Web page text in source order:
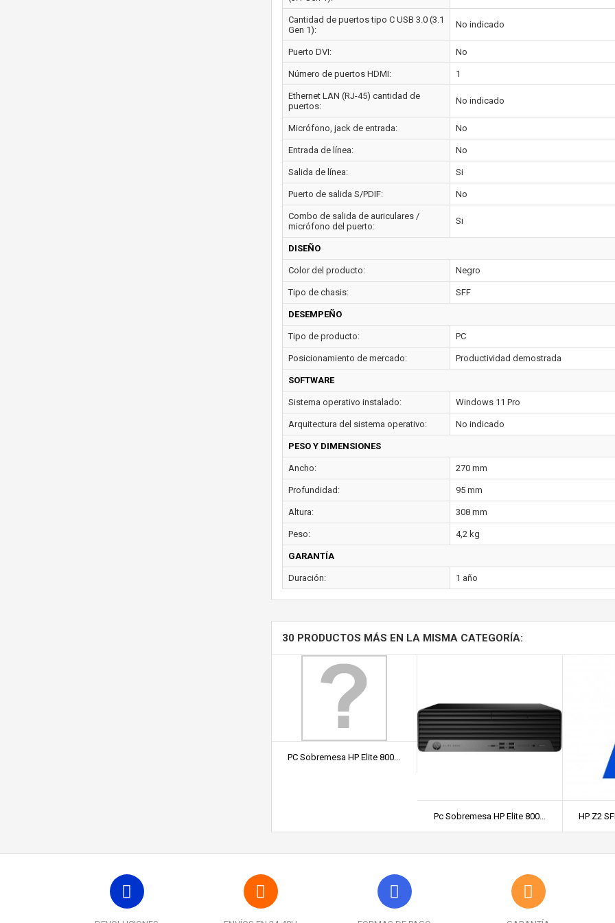
Cantidad de puertos tipo C USB 3.0 (3.1
Gen 1):
No indicado
Puerto DVI: No
Número de puertos HDMI: 1
Ethernet LAN (RJ-45) cantidad de
puertos:
No indicado
Micrófono, jack de entrada: No
Entrada de línea: No
Salida de línea: Si
Puerto de salida S/PDIF: No
Combo de salida de auriculares /
micrófono del puerto:
Si
DISEÑO
Color del producto: Negro
Tipo de chasis: SFF
DESEMPEÑO
Tipo de producto: PC
Posicionamiento de mercado: Productividad demostrada
SOFTWARE
Sistema operativo instalado: Windows 11 Pro
Arquitectura del sistema operativo: No indicado
PESO Y DIMENSIONES
Ancho: 270 mm
Profundidad: 95 mm
Altura: 308 mm
Peso: 4,2 kg
GARANTÍA
Duración: 1 año
30 PRODUCTOS MÁS EN LA MISMA CATEGORÍA:
PC Sobremesa HP Elite 800...
Pc Sobremesa HP Elite 800... HP Z2